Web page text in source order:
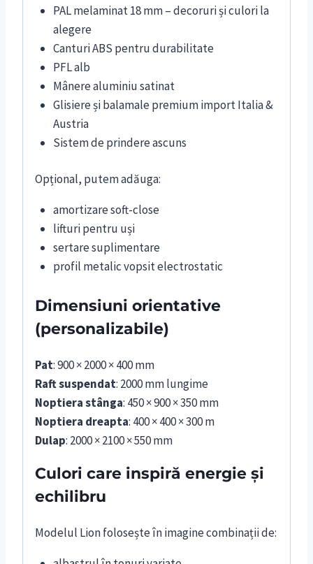
PAL melaminat 18 mm – decoruri și culori la
alegere
Canturi ABS pentru durabilitate
PFL alb
Mânere aluminiu satinat
Glisiere și balamale premium import Italia &
Austria
Sistem de prindere ascuns
Opțional, putem adăuga:
amortizare soft-close
lifturi pentru uși
sertare suplimentare
profil metalic vopsit electrostatic
Dimensiuni orientative
(personalizabile)
Pat: 900 × 2000 × 400 mm
Raft suspendat: 2000 mm lungime
Noptiera stânga: 450 × 900 × 350 mm
Noptiera dreapta: 400 × 400 × 300 m
Dulap: 2000 × 2100 × 550 mm
Culori care inspiră energie și
echilibru
Modelul Lion folosește în imagine combinații de: